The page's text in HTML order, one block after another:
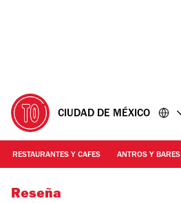
CIUDAD DE MÉXICO
RESTAURANTES Y CAFES ANTROS Y BARES
Foto: Mattza Tobón
Reseña